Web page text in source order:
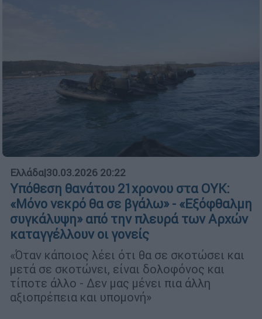
Ελλάδα|30.03.2026 20:22
Υπόθεση θανάτου 21χρονου στα ΟΥΚ:
«Μόνο νεκρό θα σε βγάλω» - «Εξόφθαλμη
συγκάλυψη» από την πλευρά των Αρχών
καταγγέλλουν οι γονείς
«Όταν κάποιος λέει ότι θα σε σκοτώσει και
μετά σε σκοτώνει, είναι δολοφόνος και
τίποτε άλλο - Δεν μας μένει πια άλλη
αξιοπρέπεια και υπομονή»